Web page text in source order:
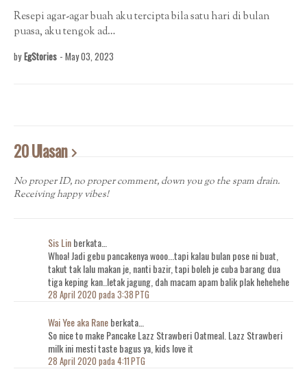
Resepi agar-agar buah aku tercipta bila satu hari di bulan
puasa, aku tengok ad…
by EgStories - May 03, 2023
20 Ulasan
No proper ID, no proper comment, down you go the spam drain.
Receiving happy vibes!
Sis Linberkata…
Whoa! Jadi gebu pancakenya wooo...tapi kalau bulan pose ni buat,
takut tak lalu makan je, nanti bazir, tapi boleh je cuba barang dua
tiga keping kan..letak jagung, dah macam apam balik plak hehehehe
28 April 2020 pada 3:38 PTG
Wai Yee aka Raneberkata…
So nice to make Pancake Lazz Strawberi Oatmeal. Lazz Strawberi
milk ini mesti taste bagus ya, kids love it
28 April 2020 pada 4:11 PTG